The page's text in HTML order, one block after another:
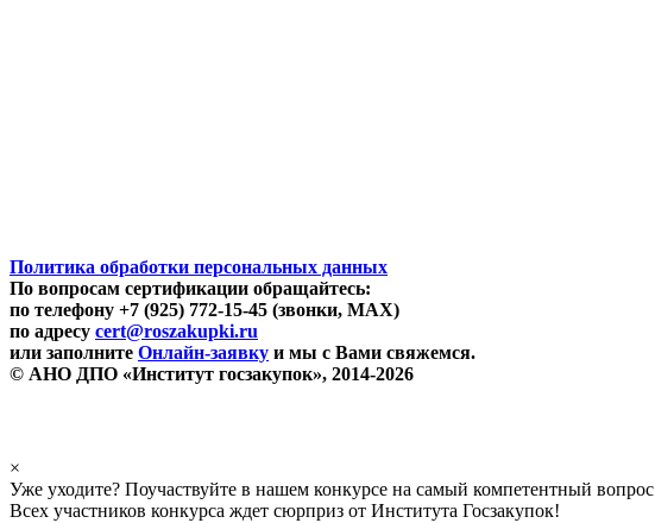
Политика обработки персональных данных
По вопросам сертификации обращайтесь:
по телефону +7 (925) 772-15-45 (звонки, MAX)
по адресу cert@roszakupki.ru
или заполните Онлайн-заявку и мы с Вами свяжемся.
© АНО ДПО «Институт госзакупок», 2014-2026
×
Уже уходите? Поучаствуйте в нашем конкурсе на самый компетентный вопрос
Всех участников конкурса ждет сюрприз от Института Госзакупок!